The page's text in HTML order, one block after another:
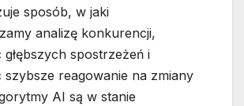
sposób, w jaki
analizę konkurencji,
spostrzeżeń i
szybsze reagowanie na zmiany
AI są w stanie